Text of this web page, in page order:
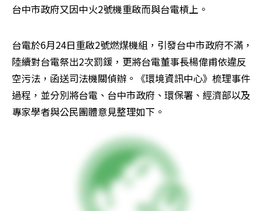
台中市政府又因中火2號機重啟而與台電槓上。
台電於6月24日重啟2號燃煤機組，引發台中市政府不滿，
陸續對台電祭出2次罰鍰，更將台電董事長楊偉甫依違反
空污法，函送司法機關偵辦。《環境資訊中心》梳理事件
過程，並分別將台電、台中市政府、環保署、經濟部以及
專家學者與公民團體意見整理如下。